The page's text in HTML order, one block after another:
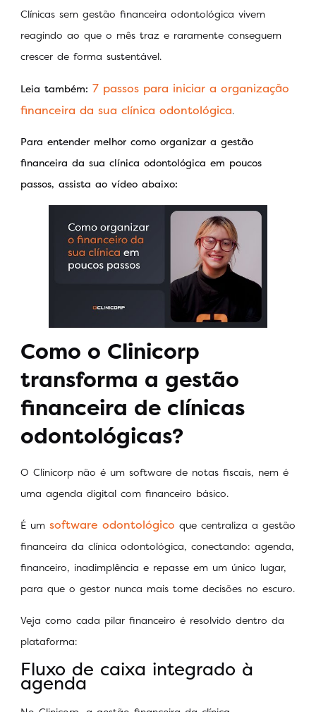
Clínicas sem gestão financeira odontológica vivem
reagindo ao que o mês traz e raramente conseguem
crescer de forma sustentável.
Leia também: 7 passos para iniciar a organização
financeira da sua clínica odontológica.
Para entender melhor como organizar a gestão
financeira da sua clínica odontológica em poucos
passos, assista ao vídeo abaixo:
Como o Clinicorp
transforma a gestão
financeira de clínicas
odontológicas?
O Clinicorp não é um software de notas fiscais, nem é
uma agenda digital com financeiro básico.
É um software odontológico que centraliza a gestão
financeira da clínica odontológica, conectando: agenda,
financeiro, inadimplência e repasse em um único lugar,
para que o gestor nunca mais tome decisões no escuro.
Veja como cada pilar financeiro é resolvido dentro da
plataforma:
Fluxo de caixa integrado à
agenda